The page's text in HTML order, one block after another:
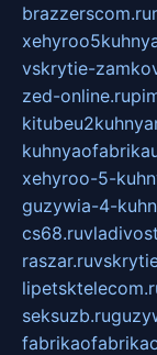
brazzerscom.ru
vskrytie-
zed-online.ru
xehyroo-5-
guzywia-4-
cs68.ru
raszar.ru
seksuzb.ru